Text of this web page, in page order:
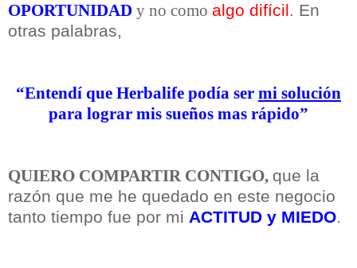
OPORTUNIDAD y no como algo difícil. En
otras palabras,
“Entendí que Herbalife podía ser mi solución
para lograr mis sueños mas rápido”
QUIERO COMPARTIR CONTIGO, que la
razón que me he quedado en este negocio
tanto tiempo fue por mi ACTITUD y MIEDO.